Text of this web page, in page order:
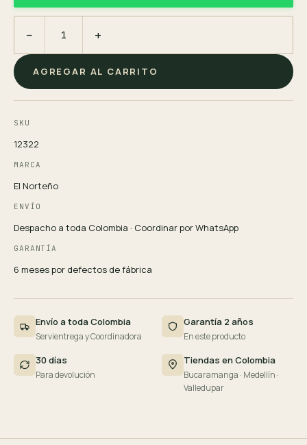
− +
AGREGAR AL CARRITO
SKU
12322
MARCA
El Norteño
ENVÍO
Despacho a toda Colombia · Coordinar por WhatsApp
GARANTÍA
6 meses por defectos de fábrica
Envío a toda Colombia
Servientrega y Coordinadora
Garantía 2 años
En este producto
30 días
Para devolución
Tiendas en Colombia
Bucaramanga · Medellín ·
Valledupar